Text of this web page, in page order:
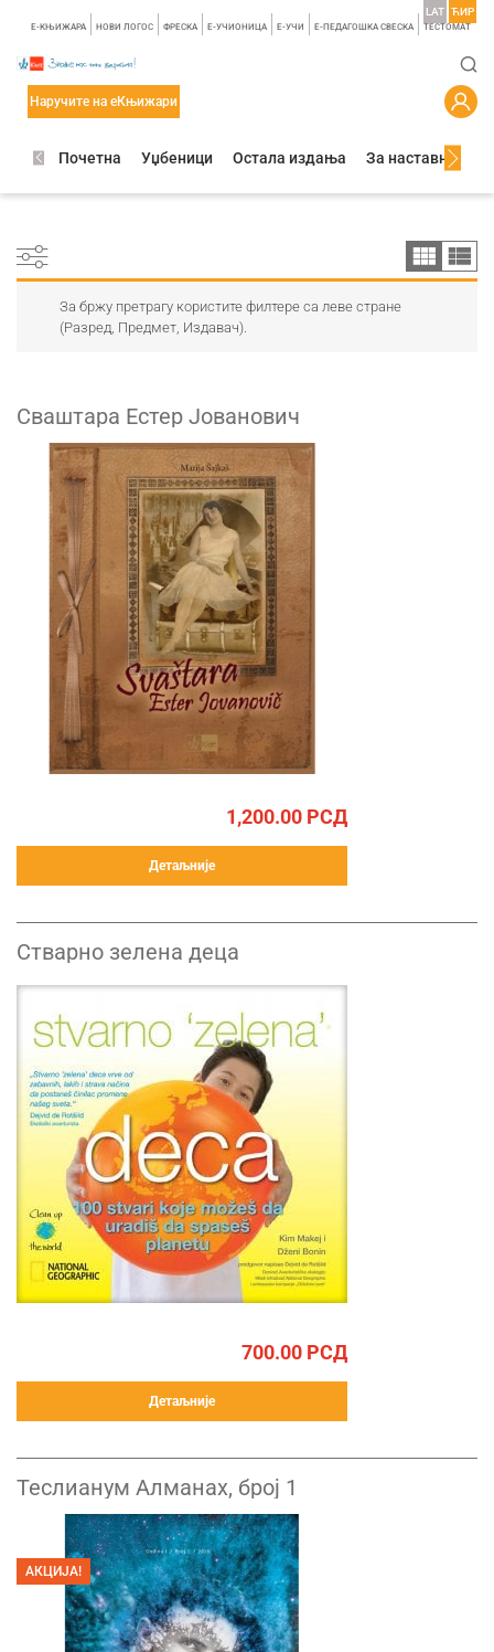
E-КЊИЖАРА НОВИ ЛОГОС ФРЕСКА E-УЧИОНИЦА E-УЧИ Е-ПЕДАГОШКА СВЕСКА TЕСТОМАТ
LAT ЋИР
Наручите на еКњижари
Почетна Уџбеници Остала издања За наставнике
За бржу претрагу користите филтере са леве стране
(Разред, Предмет, Издавач).
Сваштара Естер Јованович
1,200.00 РСД
Детаљније
Стварно зелена деца
700.00 РСД
Детаљније
АКЦИЈА!
Теслианум Алманах, број 1